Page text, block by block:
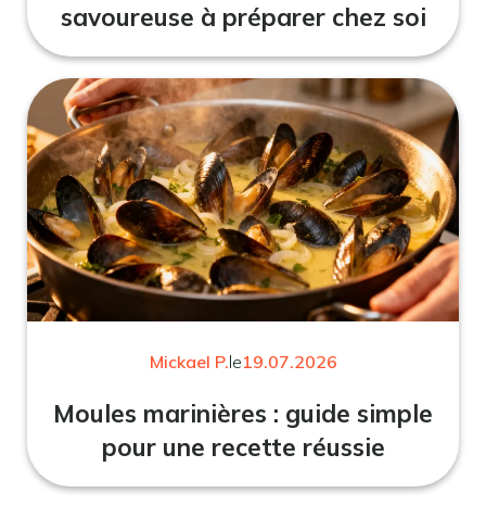
savoureuse à préparer chez soi
Mickael P.le19.07.2026
Moules marinières : guide simple
pour une recette réussie